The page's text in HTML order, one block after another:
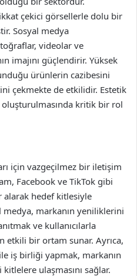
çekici görsellerle dolu bir
Sosyal medya
videolar ve
imajını güçlendirir. Yüksek
ürünlerin cazibesini
çekmekte de etkilidir. Estetik
kritik bir rol
için vazgeçilmez bir iletişim
Facebook ve TikTok gibi
hedef kitlesiyle
medya, markanın yeniliklerini
ve kullanıcılarla
bir ortam sunar. Ayrıca,
iş birliği yapmak, markanın
ulaşmasını sağlar.